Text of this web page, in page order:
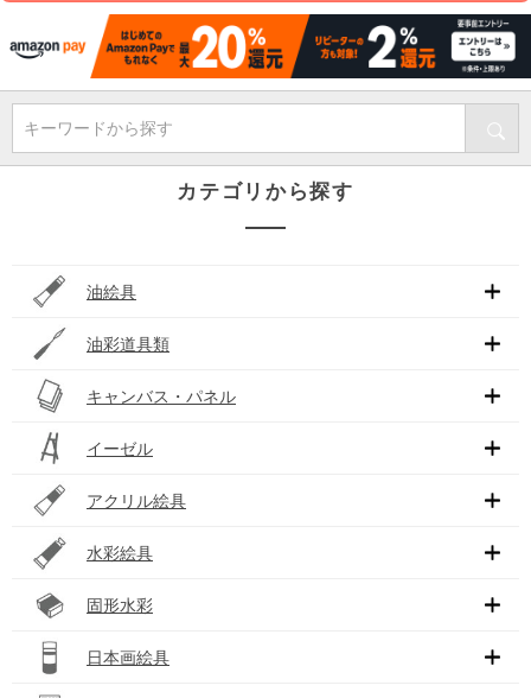
キーワードから探す
カテゴリから探す
油絵具
油彩道具類
キャンバス・パネル
イーゼル
アクリル絵具
水彩絵具
固形水彩
日本画絵具